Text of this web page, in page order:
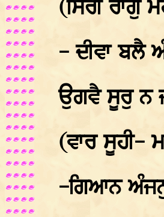
(ਸਿਰੀ ਰਾਗੁ
- ਦੀਵਾ ਬਲੈ
ਉਗਵੈ ਸੂਰੁ ਨ
(ਵਾਰ ਸੂਹੀ-
-ਗਿਆਨ